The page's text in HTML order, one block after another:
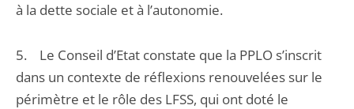
à la dette sociale et à l’autonomie.
5. Le Conseil d’Etat constate que la PPLO s’inscrit
dans un contexte de réflexions renouvelées sur le
périmètre et le rôle des LFSS, qui ont doté le